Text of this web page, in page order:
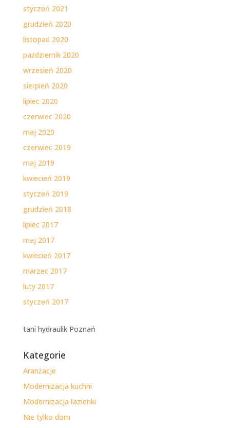
styczeń 2021
grudzień 2020
listopad 2020
październik 2020
wrzesień 2020
sierpień 2020
lipiec 2020
czerwiec 2020
maj 2020
czerwiec 2019
maj 2019
kwiecień 2019
styczeń 2019
grudzień 2018
lipiec 2017
maj 2017
kwiecień 2017
marzec 2017
luty 2017
styczeń 2017
tani hydraulik Poznań
Kategorie
Aranżacje
Modernizacja kuchni
Modernizacja łazienki
Nie tylko dom